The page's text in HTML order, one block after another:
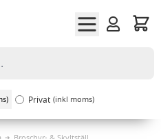
Privat (inkl moms)